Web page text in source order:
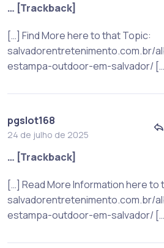
… [Trackback]
[…] Find More here to that Topic:
salvadorentretenimento.com.br/
estampa-outdoor-em-salvador/
pgslot168
24 de julho de 2025
… [Trackback]
[…] Read More Information here to
salvadorentretenimento.com.br/
estampa-outdoor-em-salvador/